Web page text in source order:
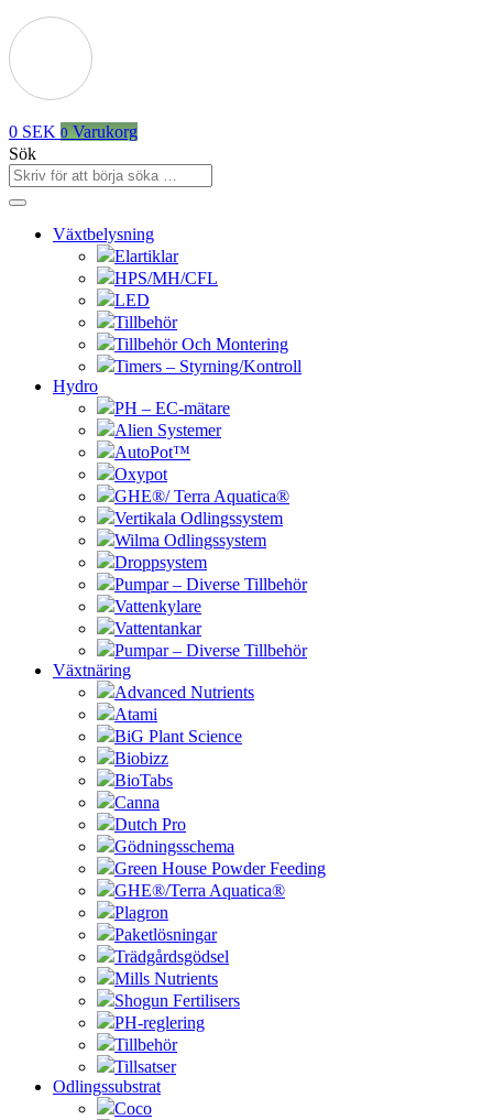
0 SEK 0 Varukorg
Sök
Växtbelysning
Elartiklar
HPS/MH/CFL
LED
Tillbehör
Tillbehör Och Montering
Timers – Styrning/Kontroll
Hydro
PH – EC-mätare
Alien Systemer
AutoPot™
Oxypot
GHE®/ Terra Aquatica®
Vertikala Odlingssystem
Wilma Odlingssystem
Droppsystem
Pumpar – Diverse Tillbehör
Vattenkylare
Vattentankar
Pumpar – Diverse Tillbehör
Växtnäring
Advanced Nutrients
Atami
BiG Plant Science
Biobizz
BioTabs
Canna
Dutch Pro
Gödningsschema
Green House Powder Feeding
GHE®/Terra Aquatica®
Plagron
Paketlösningar
Trädgårdsgödsel
Mills Nutrients
Shogun Fertilisers
PH-reglering
Tillbehör
Tillsatser
Odlingssubstrat
Coco